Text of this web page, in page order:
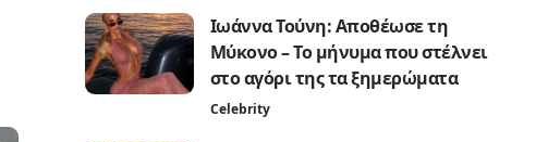
Ιωάννα Τούνη: Αποθέωσε τη
Μύκονο – Το μήνυμα που στέλνει
στο αγόρι της τα ξημερώματα
Celebrity